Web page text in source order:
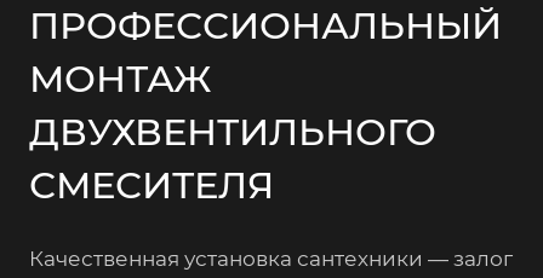
ПРОФЕССИОНАЛЬНЫЙ
МОНТАЖ
ДВУХВЕНТИЛЬНОГО
СМЕСИТЕЛЯ
Качественная установка сантехники — залог